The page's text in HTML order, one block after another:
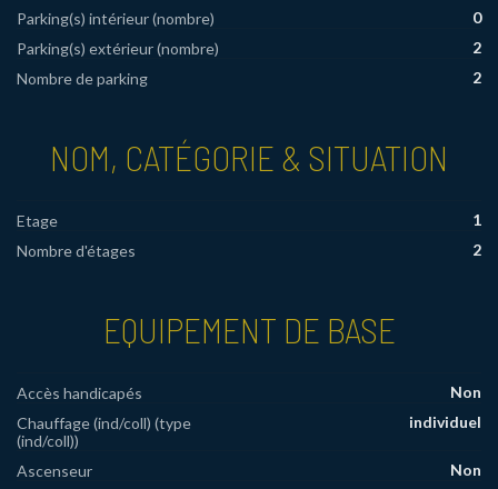
Parking(s) intérieur (nombre)
0
Parking(s) extérieur (nombre)
2
Nombre de parking
2
NOM, CATÉGORIE & SITUATION
Etage
1
Nombre d'étages
2
EQUIPEMENT DE BASE
Accès handicapés
Non
Chauffage (ind/coll) (type
(ind/coll))
individuel
Ascenseur
Non